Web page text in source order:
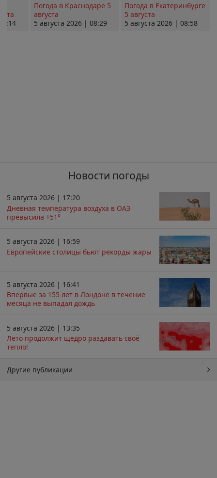
Погода в Краснодаре 5
августа
5 августа 2026 | 08:29
Погода в Екатеринбурге
5 августа
5 августа 2026 | 08:58
Новости погоды
5 августа 2026 | 17:20
Дневная температура воздуха в ОАЭ
превысила +51°
5 августа 2026 | 16:59
Европейские столицы бьют рекорды жары
5 августа 2026 | 16:41
Впервые за 155 лет в Лондоне в течение
месяца не выпадал дождь
5 августа 2026 | 13:35
Лето продолжит щедро раздавать своё
тепло!
Другие публикации